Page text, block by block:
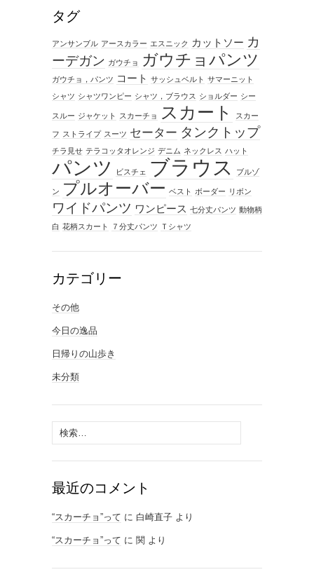
タグ
アンサンブル アースカラー エスニック カットソー カ
ーデガン ガウチョ ガウチョパンツ
ガウチョ，パンツ コート サッシュベルト サマーニット
シャツ シャツワンピー シャツ，ブラウス ショルダー シー
スルー ジャケット スカーチョ スカート スカー
フ ストライプ スーツ セーター タンクトップ
チラ見せ テラコッタオレンジ デニム ネックレス ハット
パンツ ビスチェ ブラウス ブルゾ
ン プルオーバー ベスト ボーダー リボン
ワイドパンツ ワンピース 七分丈パンツ 動物柄
白 花柄スカート ７分丈パンツ Ｔシャツ
カテゴリー
その他
今日の逸品
日帰りの山歩き
未分類
検
索:
最近のコメント
“スカーチョ”って に 白崎直子 より
“スカーチョ”って に 関 より